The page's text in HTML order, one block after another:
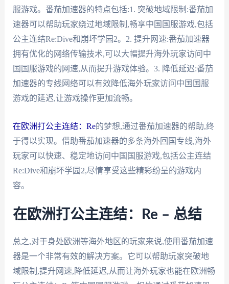
服游戏。番茄加速器的特点包括:1. 突破地域限制:番茄加
速器可以帮助玩家绕过地域限制,畅享中国国服游戏,包括
公主连结Re:Dive和崩坏学园2。2. 提升网速:番茄加速器
拥有优化的网络传输技术,可以大幅提升海外玩家访问中
国国服游戏的网速,从而提升游戏体验。3. 降低延迟:番茄
加速器的专线网络可以有效降低海外玩家访问中国国服
游戏的延迟,让游戏操作更加流畅。
在欧洲打公主连结：Re的梦想,通过番茄加速器的帮助,终
于得以实现。借助番茄加速器的多条海外回国专线,海外
玩家可以快速、稳定地访问中国国服游戏,包括公主连结
Re:Dive和崩坏学园2,尽情享受这些精彩纷呈的游戏内
容。
在欧洲打公主连结：Re – 总结
总之,对于身处欧洲等海外地区的玩家来说,使用番茄加速
器是一个非常有效的解决方案。它可以帮助玩家突破地
域限制,提升网速,降低延迟,从而让海外玩家也能在欧洲畅